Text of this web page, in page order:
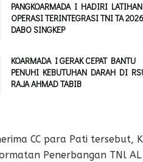
PANGKOARMADA I HADIRI LATIHAN
OPERASI TERINTEGRASI TNI TA
DABO SINGKEP
KOARMADA I GERAK CEPAT BANTU
PENUHI KEBUTUHAN DARAH DI
RAJA AHMAD TABIB
CC para Pati tersebut,
Penerbangan TNl